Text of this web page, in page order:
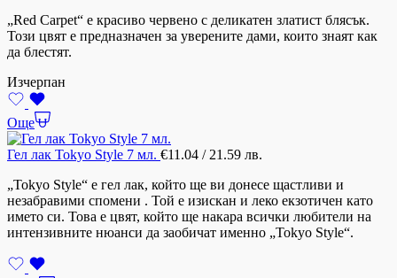
„Red Carpet“ е красиво червено с деликатен златист блясък.
Този цвят е предназначен за уверените дами, които знаят как
да блестят.
Изчерпан
Още
Гел лак Tokyo Style 7 мл. €11.04 / 21.59 лв.
„Tokyo Style“ е гел лак, който ще ви донесе щастливи и
незабравими спомени . Той е изискан и леко екзотичен като
името си. Това е цвят, който ще накара всички любители на
интензивните нюанси да заобичат именно „Tokyo Style“.